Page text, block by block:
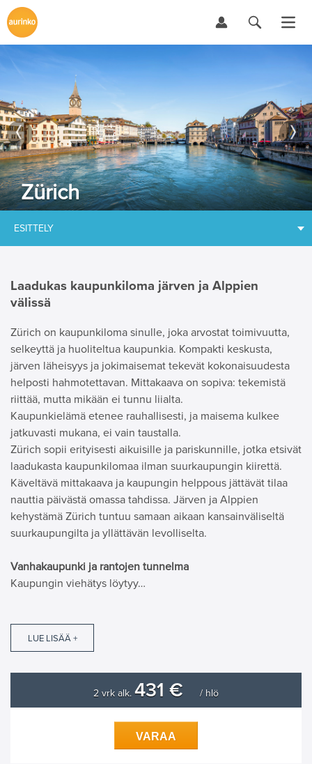
Zürich
ESITTELY
Laadukas kaupunkiloma järven ja Alppien
välissä
Zürich on kaupunkiloma sinulle, joka arvostat toimivuutta,
selkeyttä ja huoliteltua kaupunkia. Kompakti keskusta,
järven läheisyys ja jokimaisemat tekevät kokonaisuudesta
helposti hahmotettavan. Mittakaava on sopiva: tekemistä
riittää, mutta mikään ei tunnu liialta.
Kaupunkielämä etenee rauhallisesti, ja maisema kulkee
jatkuvasti mukana, ei vain taustalla.
Zürich sopii erityisesti aikuisille ja pariskunnille, jotka etsivät
laadukasta kaupunkilomaa ilman suurkaupungin kiirettä.
Käveltävä mittakaava ja kaupungin helppous jättävät tilaa
nauttia päivästä omassa tahdissa. Järven ja Alppien
kehystämä Zürich tuntuu samaan aikaan kansainväliseltä
suurkaupungilta ja yllättävän levolliselta.
Vanhakaupunki ja rantojen tunnelma
Kaupungin viehätys löytyy…
LUE LISÄÄ +
2 vrk alk. 431 € / hlö
VARAA